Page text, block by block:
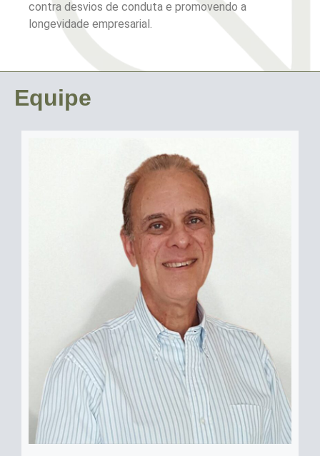
contra desvios de conduta e promovendo a
longevidade empresarial.
Equipe